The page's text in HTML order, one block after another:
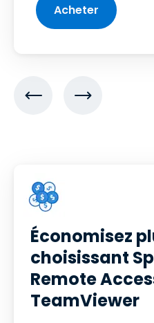
Acheter
Économisez
choisissant
Remote
TeamViewer